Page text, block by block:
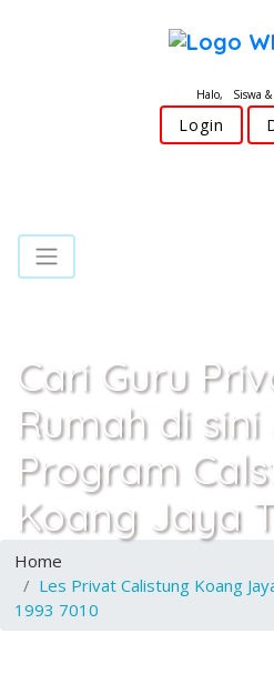
Halo, Siswa &
Login
Cari Guru
Rumah di sini
Program
Koang Jaya
Home
Les Privat Calistung Koang
1993 7010